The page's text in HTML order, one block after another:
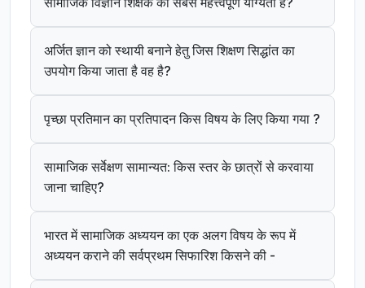
अर्जित ज्ञान को स्थायी बनाने हेतु जिस शिक्षण सिद्धांत का
उपयोग किया जाता है वह है?
पृच्छा प्रतिमान का प्रतिपादन किस विषय के लिए किया गया ?
सामाजिक सर्वेक्षण सामान्यत: किस स्तर के छात्रों से करवाया
जाना चाहिए?
भारत में सामाजिक अध्ययन का एक अलग विषय के रूप में
अध्ययन कराने की सर्वप्रथम सिफारिश किसने की -